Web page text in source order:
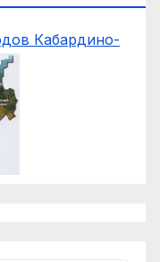
Кабардино-